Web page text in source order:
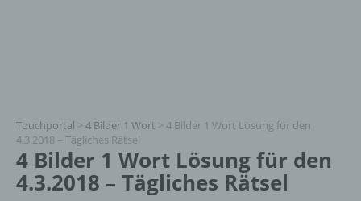
Touchportal > 4 Bilder 1 Wort > 4 Bilder 1 Wort Lösung für den
4.3.2018 – Tägliches Rätsel
4 Bilder 1 Wort Lösung für den
4.3.2018 – Tägliches Rätsel